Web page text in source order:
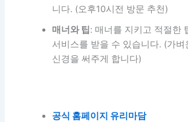
니다. (오후10시전 방문 추천)
매너와 팁 : 매너를 지키고 적절한
서비스를 받을 수 있습니다. (가벼
신경을 써주게 합니다)
공식 홈페이지 유리마담